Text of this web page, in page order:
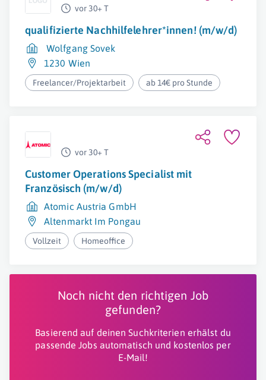
vor 30+ T
qualifizierte Nachhilfelehrer*innen! (m/w/d)
Wolfgang Sovek
1230 Wien
Freelancer/Projektarbeit ab 14€ pro Stunde
vor 30+ T
Customer Operations Specialist mit
Französisch (m/w/d)
Atomic Austria GmbH
Altenmarkt Im Pongau
Vollzeit Homeoffice
Noch nicht den richtigen Job
gefunden?
Basierend auf deinen Suchkriterien erhälst du
passende Jobs automatisch und kostenlos per
E-Mail!